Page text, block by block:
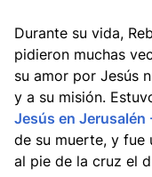
Durante su vida,
pidieron muchas
su amor por Jesús
y a su misión.
Jesús en Jerusalén
de su muerte, y fue
al pie de la cruz el